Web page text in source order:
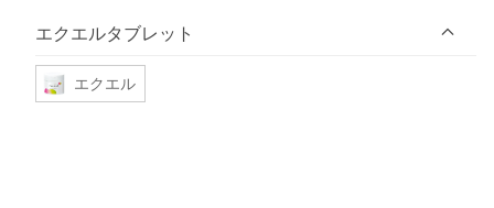
エクエルタブレット
エクエル